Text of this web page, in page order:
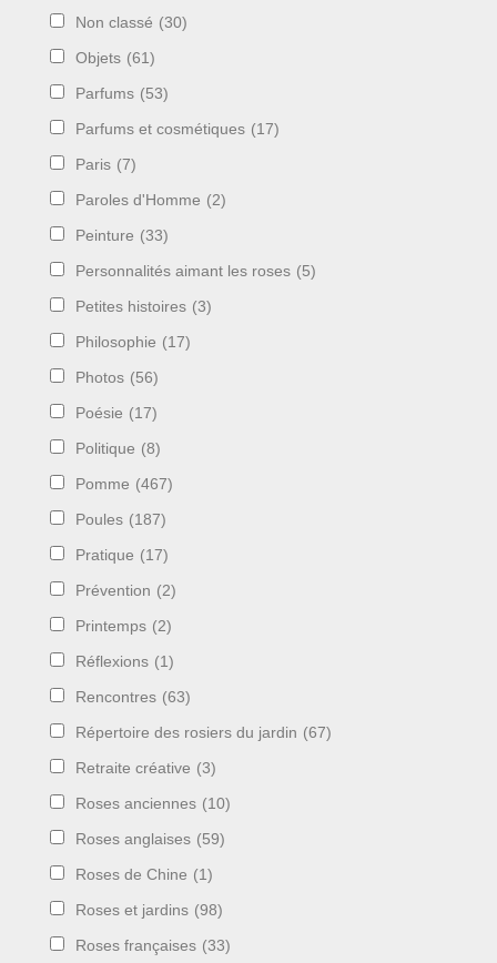
Non classé (30)
Objets (61)
Parfums (53)
Parfums et cosmétiques (17)
Paris (7)
Paroles d'Homme (2)
Peinture (33)
Personnalités aimant les roses (5)
Petites histoires (3)
Philosophie (17)
Photos (56)
Poésie (17)
Politique (8)
Pomme (467)
Poules (187)
Pratique (17)
Prévention (2)
Printemps (2)
Réflexions (1)
Rencontres (63)
Répertoire des rosiers du jardin (67)
Retraite créative (3)
Roses anciennes (10)
Roses anglaises (59)
Roses de Chine (1)
Roses et jardins (98)
Roses françaises (33)